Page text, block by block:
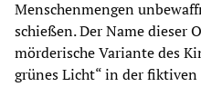
Menschenmengen
schießen. Der Name dieser
mörderische Variante des
grünes Licht“ in der fiktiven